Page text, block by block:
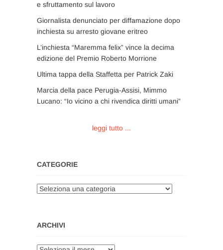
e sfruttamento sul lavoro
Giornalista denunciato per diffamazione dopo
inchiesta su arresto giovane eritreo
L’inchiesta “Maremma felix” vince la decima
edizione del Premio Roberto Morrione
Ultima tappa della Staffetta per Patrick Zaki
Marcia della pace Perugia-Assisi, Mimmo
Lucano: “Io vicino a chi rivendica diritti umani”
leggi tutto ...
CATEGORIE
Categorie
ARCHIVI